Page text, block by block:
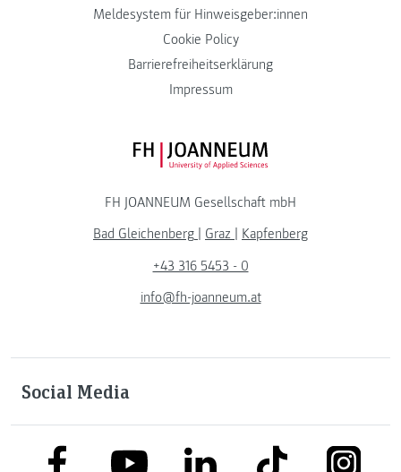
Meldesystem für Hinweisgeber:innen
Cookie Policy
Barrierefreiheitserklärung
Impressum
FH JOANNEUM Logo
FH JOANNEUM Gesellschaft mbH
Bad Gleichenberg
Graz
Kapfenberg
+43 316 5453 - 0
info@fh-joanneum.at
Social Media
link to facebooklink to youtubelink to linkedinlink to tiktok